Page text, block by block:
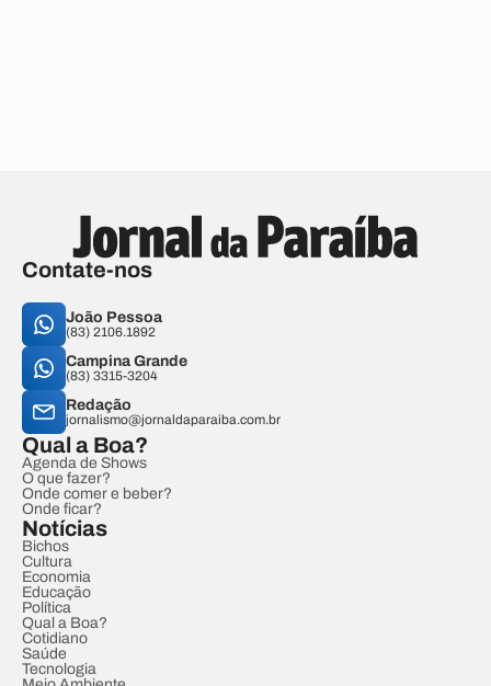
Contate-nos
João Pessoa
(83) 2106.1892
Campina Grande
(83) 3315-3204
Redação
jornalismo@jornaldaparaiba.com.br
Qual a Boa?
Agenda de Shows
O que fazer?
Onde comer e beber?
Onde ficar?
Notícias
Bichos
Cultura
Economia
Educação
Política
Qual a Boa?
Cotidiano
Saúde
Tecnologia